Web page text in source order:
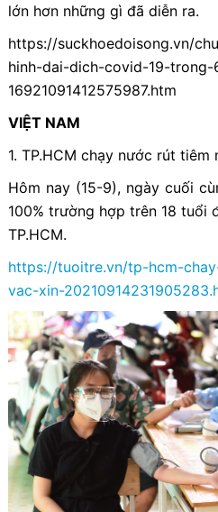
lớn hơn những gì đã diễn ra.
https://suckhoedoisong.vn/
hinh-dai-dich-covid-19-
16921091412575987.htm
VIỆT NAM
1. TP.HCM chạy nước rút tiêm
Hôm nay (15-9), ngày cuối
100% trường hợp trên 18 tuổi
TP.HCM.
https://tuoitre.vn/tp-hcm-
vac-xin-